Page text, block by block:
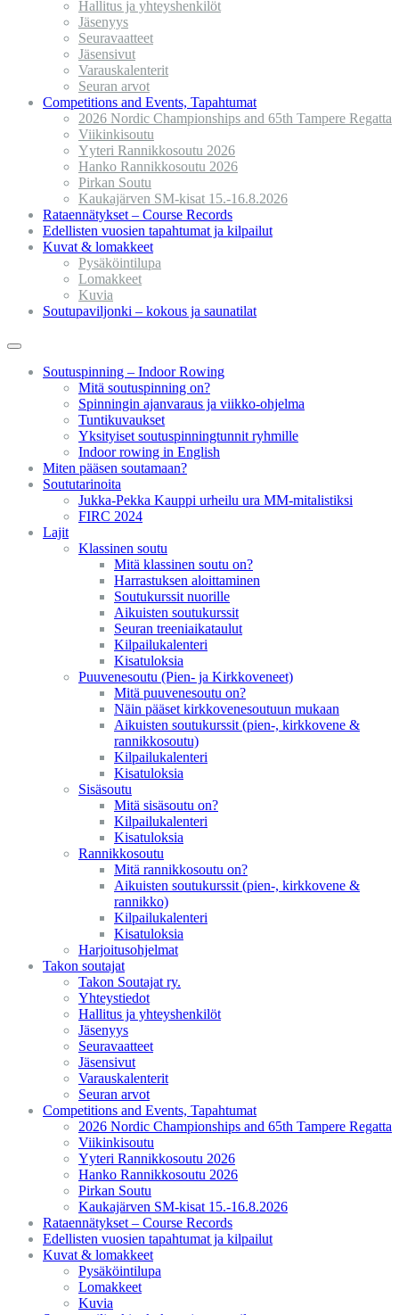
Hallitus ja yhteyshenkilöt
Jäsenyys
Seuravaatteet
Jäsensivut
Varauskalenterit
Seuran arvot
Competitions and Events, Tapahtumat
2026 Nordic Championships and 65th Tampere Regatta
Viikinkisoutu
Yyteri Rannikkosoutu 2026
Hanko Rannikkosoutu 2026
Pirkan Soutu
Kaukajärven SM-kisat 15.-16.8.2026
Rataennätykset – Course Records
Edellisten vuosien tapahtumat ja kilpailut
Kuvat & lomakkeet
Pysäköintilupa
Lomakkeet
Kuvia
Soutupaviljonki – kokous ja saunatilat
Soutuspinning – Indoor Rowing
Mitä soutuspinning on?
Spinningin ajanvaraus ja viikko-ohjelma
Tuntikuvaukset
Yksityiset soutuspinningtunnit ryhmille
Indoor rowing in English
Miten pääsen soutamaan?
Soututarinoita
Jukka-Pekka Kauppi urheilu ura MM-mitalistiksi
FIRC 2024
Lajit
Klassinen soutu
Mitä klassinen soutu on?
Harrastuksen aloittaminen
Soutukurssit nuorille
Aikuisten soutukurssit
Seuran treeniaikataulut
Kilpailukalenteri
Kisatuloksia
Puuvenesoutu (Pien- ja Kirkkoveneet)
Mitä puuvenesoutu on?
Näin pääset kirkkovenesoutuun mukaan
Aikuisten soutukurssit (pien-, kirkkovene &
rannikkosoutu)
Kilpailukalenteri
Kisatuloksia
Sisäsoutu
Mitä sisäsoutu on?
Kilpailukalenteri
Kisatuloksia
Rannikkosoutu
Mitä rannikkosoutu on?
Aikuisten soutukurssit (pien-, kirkkovene &
rannikko)
Kilpailukalenteri
Kisatuloksia
Harjoitusohjelmat
Takon soutajat
Takon Soutajat ry.
Yhteystiedot
Hallitus ja yhteyshenkilöt
Jäsenyys
Seuravaatteet
Jäsensivut
Varauskalenterit
Seuran arvot
Competitions and Events, Tapahtumat
2026 Nordic Championships and 65th Tampere Regatta
Viikinkisoutu
Yyteri Rannikkosoutu 2026
Hanko Rannikkosoutu 2026
Pirkan Soutu
Kaukajärven SM-kisat 15.-16.8.2026
Rataennätykset – Course Records
Edellisten vuosien tapahtumat ja kilpailut
Kuvat & lomakkeet
Pysäköintilupa
Lomakkeet
Kuvia